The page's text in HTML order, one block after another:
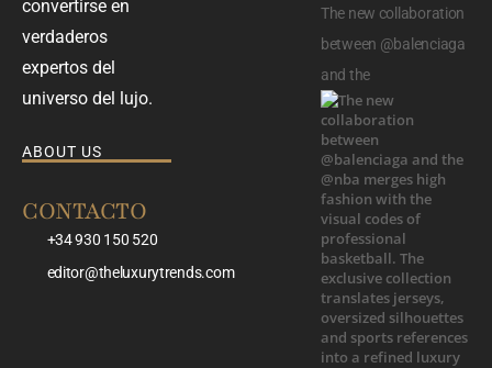
convertirse en
verdaderos
expertos del
universo del lujo.
ABOUT US
CONTACTO
+34 930 150 520
editor@theluxurytrends.com
The new collaboration
between @balenciaga
and the